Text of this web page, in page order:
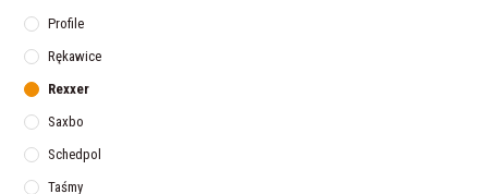
Profile
Rękawice
Rexxer
Saxbo
Schedpol
Taśmy